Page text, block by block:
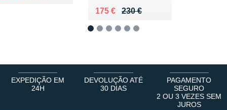
230 €
Au lieu de 230 €
175 €
Vendu 175 €
EXPEDIÇÃO EM
24H
DEVOLUÇÃO ATÉ
30 DIAS
PAGAMENTO
SEGURO
2 OU 3 VEZES SEM
JUROS